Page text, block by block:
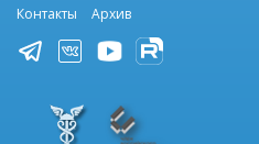
Контакты
Архив